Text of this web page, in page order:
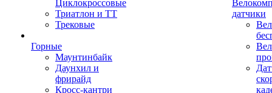
Циклокроссовые
Триатлон и ТТ
Трековые
Горные
Маунтинбайк
Даунхил и
фрирайд
Кросс-кантри
датчики